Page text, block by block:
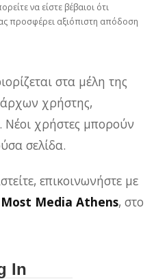
να είστε βέβαιοι ότι
προσφέρει αξιόπιστη απόδοση
στα μέλη της
χρήστης,
Νέοι χρήστες μπορούν
σελίδα.
επικοινωνήστε με
Most Media Athens, στο
In